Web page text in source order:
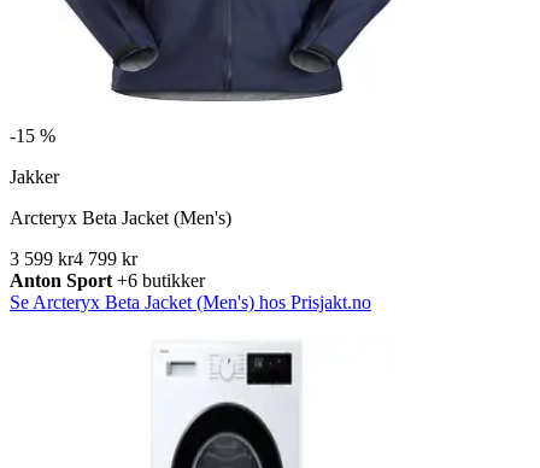
-15 %
Jakker
Arcteryx Beta Jacket (Men's)
3 599 kr4 799 kr
Anton Sport +6 butikker
Se Arcteryx Beta Jacket (Men's) hos Prisjakt.no